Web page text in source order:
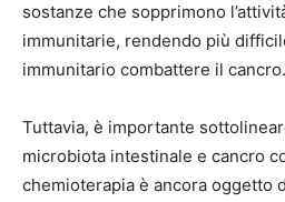
sostanze che sopprimono
immunitarie, rendendo più
immunitario combattere il cancro.
Tuttavia, è importante
microbiota intestinale e cancro
chemioterapia è ancora oggetto